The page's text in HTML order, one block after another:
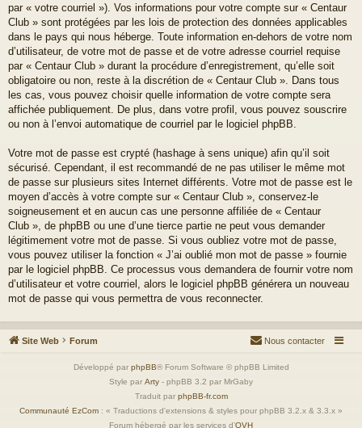
par « votre courriel »). Vos informations pour votre compte sur « Centaur
Club » sont protégées par les lois de protection des données applicables
dans le pays qui nous héberge. Toute information en-dehors de votre nom
d’utilisateur, de votre mot de passe et de votre adresse courriel requise
par « Centaur Club » durant la procédure d’enregistrement, qu’elle soit
obligatoire ou non, reste à la discrétion de « Centaur Club ». Dans tous
les cas, vous pouvez choisir quelle information de votre compte sera
affichée publiquement. De plus, dans votre profil, vous pouvez souscrire
ou non à l’envoi automatique de courriel par le logiciel phpBB.
Votre mot de passe est crypté (hashage à sens unique) afin qu’il soit
sécurisé. Cependant, il est recommandé de ne pas utiliser le même mot
de passe sur plusieurs sites Internet différents. Votre mot de passe est le
moyen d’accès à votre compte sur « Centaur Club », conservez-le
soigneusement et en aucun cas une personne affiliée de « Centaur
Club », de phpBB ou une d’une tierce partie ne peut vous demander
légitimement votre mot de passe. Si vous oubliez votre mot de passe,
vous pouvez utiliser la fonction « J’ai oublié mon mot de passe » fournie
par le logiciel phpBB. Ce processus vous demandera de fournir votre nom
d’utilisateur et votre courriel, alors le logiciel phpBB générera un nouveau
mot de passe qui vous permettra de vous reconnecter.
Site Web Forum Nous contacter
Développé par phpBB® Forum Software © phpBB Limited
Style par Arty - phpBB 3.2 par MrGaby
Traduit par phpBB-fr.com
Communauté EzCom : « Traductions d'extensions & styles pour phpBB 3.2.x & 3.3.x »
Forum hébergé par les services d’OVH